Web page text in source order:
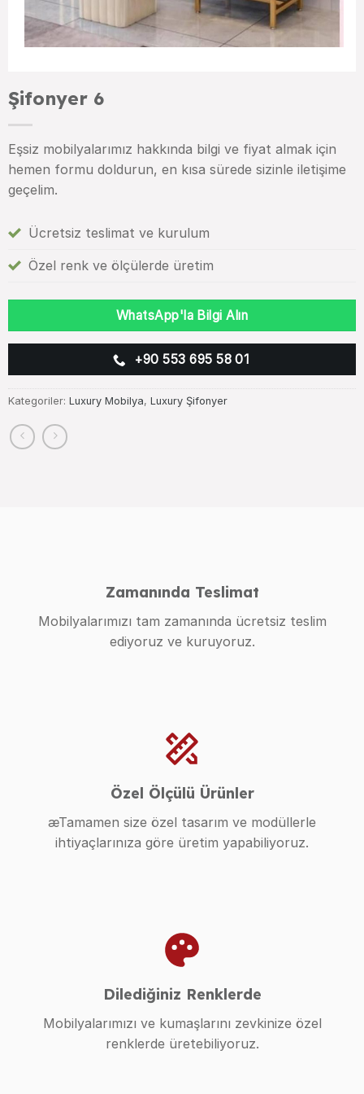
Şifonyer 6
Eşsiz mobilyalarımız hakkında bilgi ve fiyat almak için
hemen formu doldurun, en kısa sürede sizinle iletişime
geçelim.
Ücretsiz teslimat ve kurulum
Özel renk ve ölçülerde üretim
WhatsApp'la Bilgi Alın
+90 553 695 58 01
Kategoriler: Luxury Mobilya, Luxury Şifonyer
Zamanında Teslimat
Mobilyalarımızı tam zamanında ücretsiz teslim
ediyoruz ve kuruyoruz.
Özel Ölçülü Ürünler
æTamamen size özel tasarım ve modüllerle
ihtiyaçlarınıza göre üretim yapabiliyoruz.
Dilediğiniz Renklerde
Mobilyalarımızı ve kumaşlarını zevkinize özel
renklerde üretebiliyoruz.